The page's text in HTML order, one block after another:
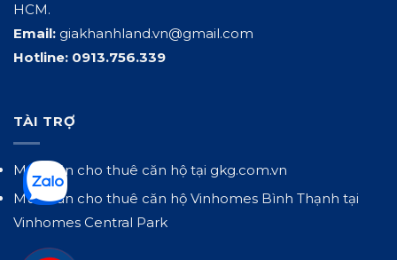
HCM.
Email: giakhanhland.vn@gmail.com
Hotline: 0913.756.339
TÀI TRỢ
Mua bán cho thuê căn hộ tại gkg.com.vn
Mua bán cho thuê căn hộ Vinhomes Bình Thạnh tại
Vinhomes Central Park